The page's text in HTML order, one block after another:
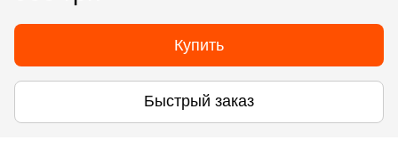
Купить
Быстрый заказ